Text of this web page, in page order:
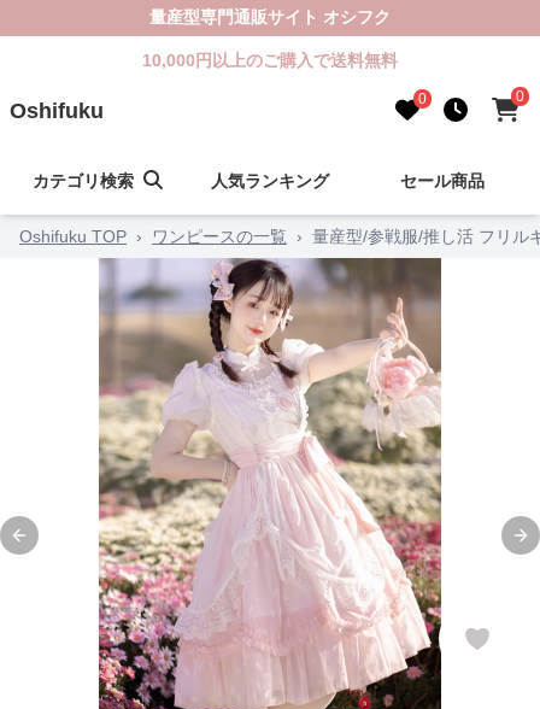
量産型専門通販サイト オシフク
10,000円以上のご購入で送料無料
Oshifuku 0 0
カテゴリ検索 人気ランキング セール商品
Oshifuku TOP › ワンピースの一覧 › 量産型/参戦服/推し活 フリル
Previous slide